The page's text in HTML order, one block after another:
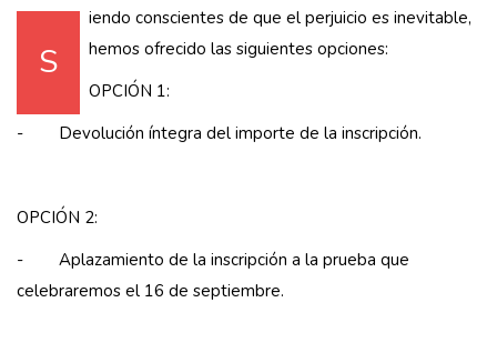
S
iendo conscientes de que el perjuicio es inevitable,
hemos ofrecido las siguientes opciones:
OPCIÓN 1:
- Devolución íntegra del importe de la inscripción.
OPCIÓN 2:
- Aplazamiento de la inscripción a la prueba que
celebraremos el 16 de septiembre.